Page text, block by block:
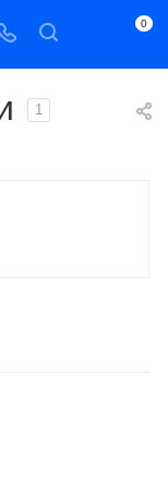
0
1